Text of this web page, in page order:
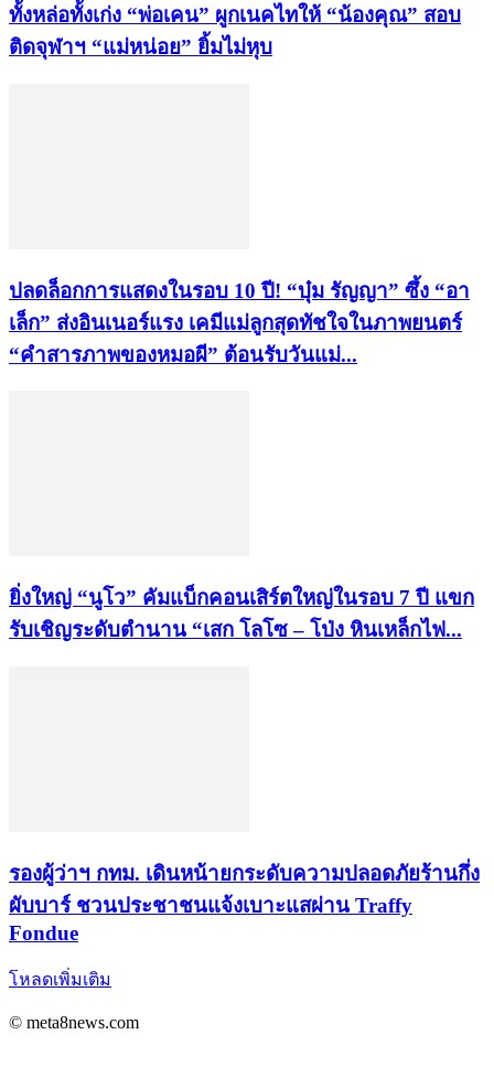
ทั้งหล่อทั้งเก่ง “พ่อเคน” ผูกเนคไทให้ “น้องคุณ” สอบ
ติดจุฬาฯ “แม่หน่อย” ยิ้มไม่หุบ
ปลดล็อกการแสดงในรอบ 10 ปี! “บุ๋ม รัญญา” ซึ้ง “อา
เล็ก” ส่งอินเนอร์แรง เคมีแม่ลูกสุดทัชใจในภาพยนตร์
“คำสารภาพของหมอผี” ต้อนรับวันแม่...
ยิ่งใหญ่ “นูโว” คัมแบ็กคอนเสิร์ตใหญ่ในรอบ 7 ปี แขก
รับเชิญระดับตำนาน “เสก โลโซ – โป่ง หินเหล็กไฟ...
รองผู้ว่าฯ กทม. เดินหน้ายกระดับความปลอดภัยร้านกึ่ง
ผับบาร์ ชวนประชาชนแจ้งเบาะแสผ่าน Traffy
Fondue
โหลดเพิ่มเติม
© meta8news.com